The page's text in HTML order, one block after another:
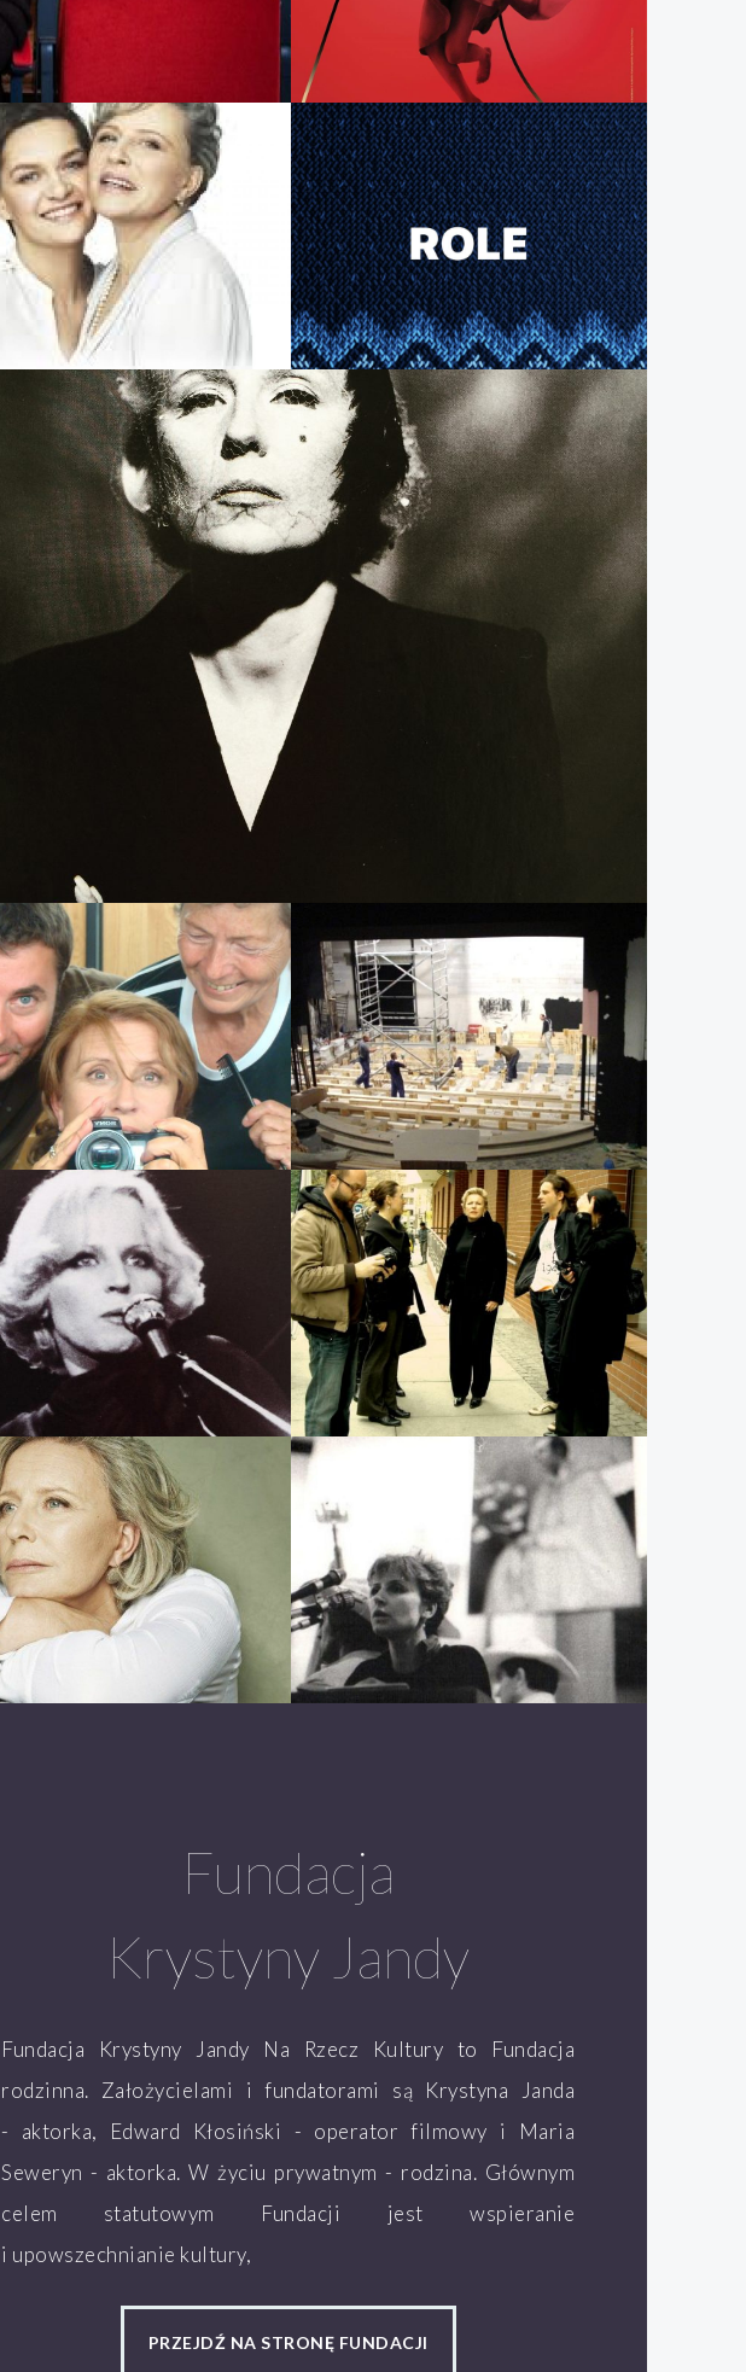
Fundacja
Krystyny Jandy
Fundacja Krystyny Jandy Na Rzecz Kultury to Fundacja
rodzinna. Założycielami i fundatorami są Krystyna Janda
- aktorka, Edward Kłosiński - operator filmowy i Maria
Seweryn - aktorka. W życiu prywatnym - rodzina. Głównym
celem statutowym Fundacji jest wspieranie
i upowszechnianie kultury,
PRZEJDŹ NA STRONĘ FUNDACJI